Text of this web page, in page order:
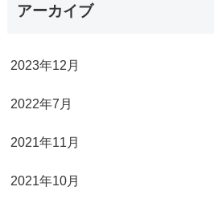
アーカイブ
2023年12月
2022年7月
2021年11月
2021年10月